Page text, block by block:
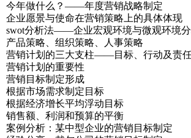
今年做什么？——年度营销战略制定
企业愿景与使命在营销策略上的具体体现
swot分析法——企业宏观环境与微观环境
产品策略、组织策略、人事策略
营销计划的三大支柱——目标、行动及责
营销计划的重要性
营销目标制定形成
根据市场需求制定目标
根据经济增长平均浮动目标
销售额、利润和预算的平衡
案例分析：某中型企业的营销目标制定